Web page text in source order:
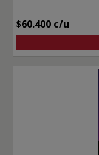
$60.400